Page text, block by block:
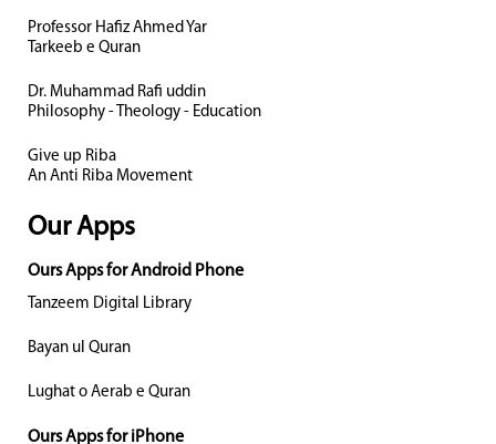
Professor Hafiz Ahmed Yar
Tarkeeb e Quran
Dr. Muhammad Rafi uddin
Philosophy - Theology - Education
Give up Riba
An Anti Riba Movement
Our Apps
Ours Apps for Android Phone
Tanzeem Digital Library
Bayan ul Quran
Lughat o Aerab e Quran
Ours Apps for iPhone